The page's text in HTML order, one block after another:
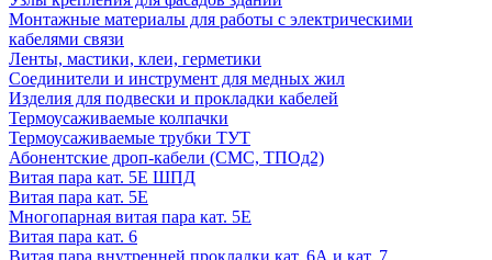
Монтажные материалы для работы с электрическими
кабелями связи
Ленты, мастики, клеи, герметики
Соединители и инструмент для медных жил
Изделия для подвески и прокладки кабелей
Термоусаживаемые колпачки
Термоусаживаемые трубки ТУТ
Абонентские дроп-кабели (СМС, ТПОд2)
Витая пара кат. 5Е ШПД
Витая пара кат. 5Е
Многопарная витая пара кат. 5E
Витая пара кат. 6
Витая пара внутренней прокладки кат. 6А и кат. 7